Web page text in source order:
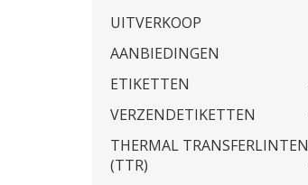
UITVERKOOP
AANBIEDINGEN
ETIKETTEN
VERZENDETIKETTEN
THERMAL TRANSFERLINTEN
(TTR)